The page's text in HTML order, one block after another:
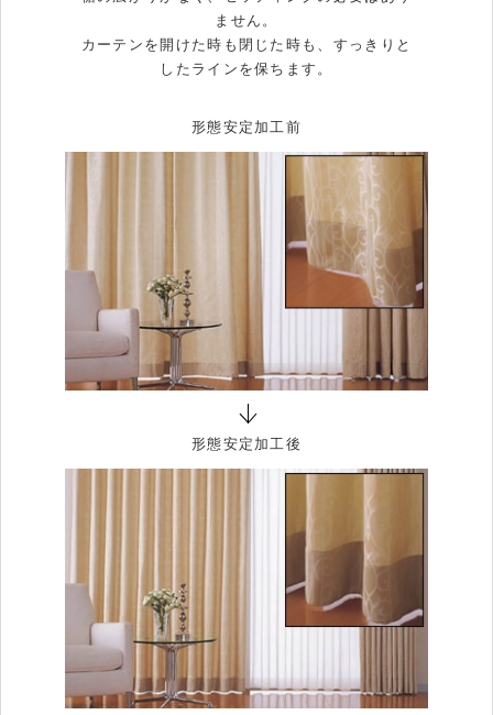
ません。
カーテンを開けた時も閉じた時も、すっきりと
したラインを保ちます。
形態安定加工前
形態安定加工後